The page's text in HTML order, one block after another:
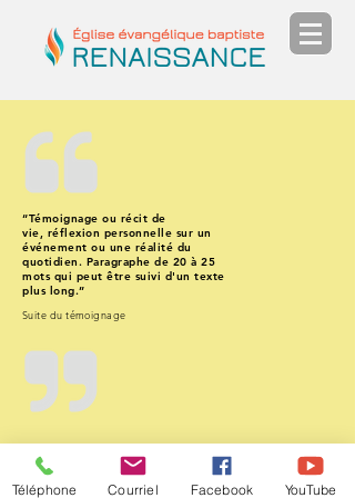
“Témoignage ou récit de
vie, réflexion personnelle sur un
événement ou une réalité du
quotidien. Paragraphe de 20 à 25
mots qui peut être suivi d'un texte
plus long.”
Suite du témoignage
Retour
Téléphone Courriel Facebook YouTube